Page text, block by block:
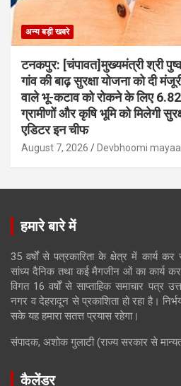
अन्य बड़ी खबरे
टनकपुर: [चंपावत]मुख्यमंत्री श्री
गांव की बाढ़ सुरक्षा योजना को दी
वाले भू-कटाव को रोकने के लिए
ग्रामीणों और कृषि भूमि को मिलेगी
एडिटर इन चीफ
August 7, 2026 Devbhoomi mayaa
हमारे बारे में
35 वर्षों से पत्रकारिता के क्षेत्र में कार्य
सांध्य दैनिक तथा कई मैगजीन ओं का कार्य
विगत 16 वर्षों से साप्ताहिक समाचार पत्र
नगर व देहरादून से प्रकाशिता हो रहा है।
सके यह हमारा सतत्त प्रयास रहेगा।
संपादक, अशोक गुलाटी (राज्य सरकार से
कैलेंडर